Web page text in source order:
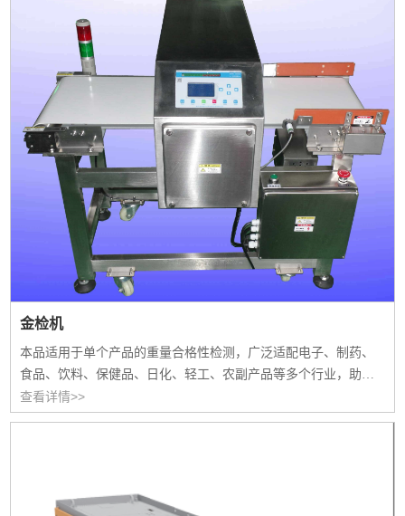
金检机
本品适用于单个产品的重量合格性检测，广泛适配电子、制药、
食品、饮料、保健品、日化、轻工、农副产品等多个行业，助力
企业把控产品质量。
查看详情>>